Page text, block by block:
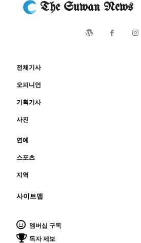
The Suwan News
전체기사
오피니언
기획기사
사진
연예
스포츠
지역
사이트맵
멤버십 구독
독자 제보